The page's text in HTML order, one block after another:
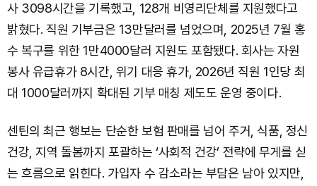
사 3098시간을 기록했고, 128개 비영리단체를 지원했다고
밝혔다. 직원 기부금은 13만달러를 넘었으며, 2025년 7월 홍
수 복구를 위한 1만4000달러 지원도 포함됐다. 회사는 자원
봉사 유급휴가 8시간, 위기 대응 휴가, 2026년 직원 1인당 최
대 1000달러까지 확대된 기부 매칭 제도도 운영 중이다.
센틴의 최근 행보는 단순한 보험 판매를 넘어 주거, 식품, 정신
건강, 지역 돌봄까지 포괄하는 ‘사회적 건강’ 전략에 무게를 싣
는 흐름으로 읽힌다. 가입자 수 감소라는 부담은 남아 있지만,